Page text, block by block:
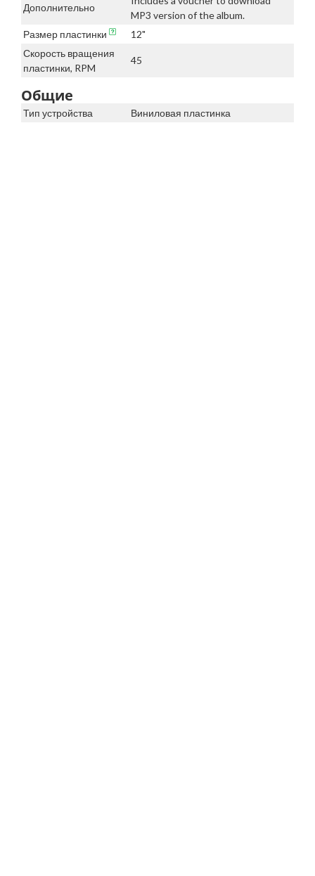
Дополнительно
MP3 version of the album.
Размер пластинки
12"
Скорость вращения
пластинки, RPM
45
Общие
Тип устройства Виниловая пластинка